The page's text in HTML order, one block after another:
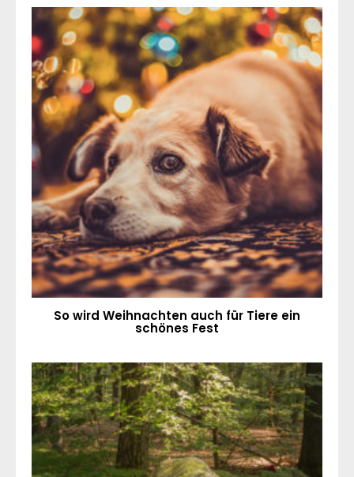
So wird Weihnachten auch für Tiere ein
schönes Fest